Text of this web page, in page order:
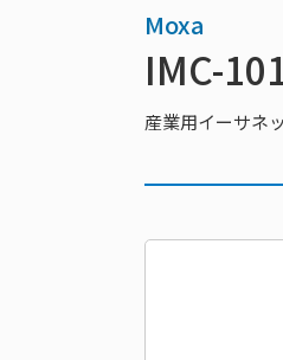
Moxa
IMC-
産業用イーサネ